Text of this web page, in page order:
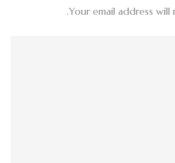
Your email address will